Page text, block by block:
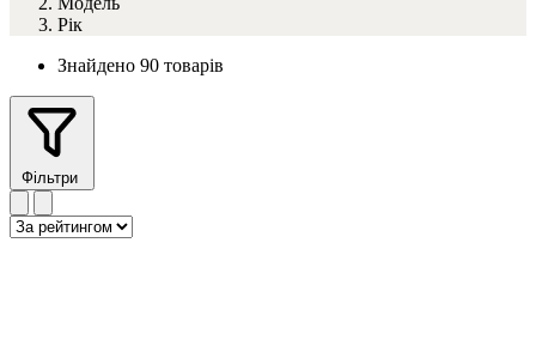
Рік
Знайдено 90 товарів
Фільтри